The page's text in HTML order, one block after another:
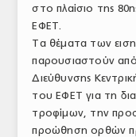
ΥΠΗΡΕΣΙΕΣ
ΕΜΠΟΡΙΚΟΙ
ΕΛΛΗΝΙΚΗ ΝΟΜΟΘΕΣΙΑ
στο πλαίσιο της
ΕΦΕΤ.
Τα θέματα των
παρουσιαστούν από
Διεύθυνσης
του ΕΦΕΤ για τη
τροφίμων, την
προώθηση ορθών